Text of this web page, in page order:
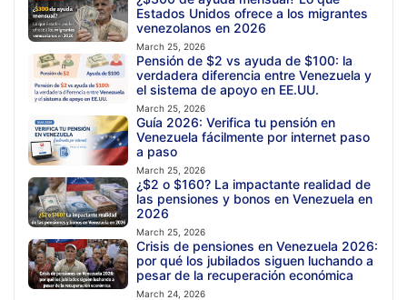
Estados Unidos ofrece a los migrantes
venezolanos en 2026
March 25, 2026
Pensión de $2 vs ayuda de $100: la
verdadera diferencia entre Venezuela y
el sistema de apoyo en EE.UU.
March 25, 2026
Guía 2026: Verifica tu pensión en
Venezuela fácilmente por internet paso
a paso
March 25, 2026
¿$2 o $160? La impactante realidad de
las pensiones y bonos en Venezuela en
2026
March 25, 2026
Crisis de pensiones en Venezuela 2026:
por qué los jubilados siguen luchando a
pesar de la recuperación económica
March 24, 2026